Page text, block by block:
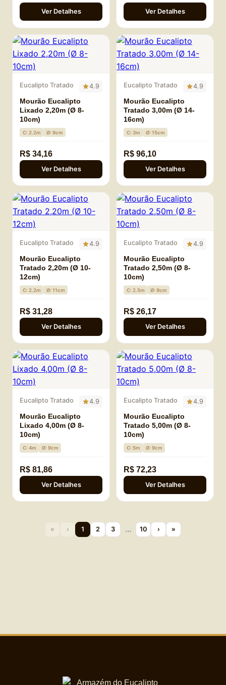
Ver Detalhes Ver Detalhes
Eucalipto Tratado 4.9
Mourão Eucalipto
Lixado 2,20m (Ø 8-
10cm)
C: 2.2m Ø: 9cm
R$ 34,16
Ver Detalhes
Eucalipto Tratado 4.9
Mourão Eucalipto
Tratado 3,00m (Ø 14-
16cm)
C: 3m Ø: 15cm
R$ 96,10
Ver Detalhes
Eucalipto Tratado 4.9
Mourão Eucalipto
Tratado 2,20m (Ø 10-
12cm)
C: 2.2m Ø: 11cm
R$ 31,28
Ver Detalhes
Eucalipto Tratado 4.9
Mourão Eucalipto
Tratado 2,50m (Ø 8-
10cm)
C: 2.5m Ø: 9cm
R$ 26,17
Ver Detalhes
Eucalipto Tratado 4.9
Mourão Eucalipto
Lixado 4,00m (Ø 8-
10cm)
C: 4m Ø: 9cm
R$ 81,86
Ver Detalhes
Eucalipto Tratado 4.9
Mourão Eucalipto
Tratado 5,00m (Ø 8-
10cm)
C: 5m Ø: 9cm
R$ 72,23
Ver Detalhes
« ‹ 1 2 3 … 10 › »